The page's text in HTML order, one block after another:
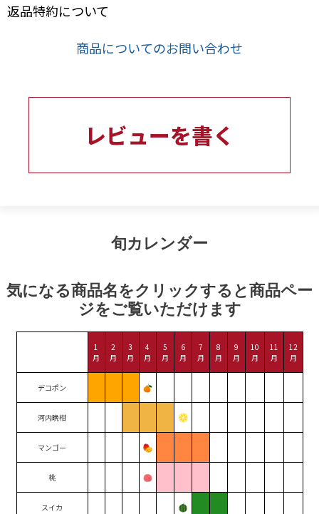
返品特約について
商品についてのお問い合わせ
レビューを書く
旬カレンダー
気になる商品名をクリックすると商品ペー
ジをご覧いただけます
1
月
2
月
3
月
4
月
5
月
6
月
7
月
8
月
9
月
10
月
11
月
12
月
デコポン
河内晩柑
マンゴー
桃
スイカ